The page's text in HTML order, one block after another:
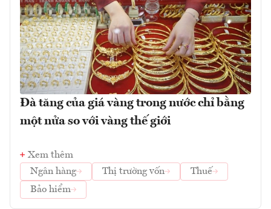
Đà tăng của giá vàng trong nước chỉ bằng
một nửa so với vàng thế giới
Xem thêm
Ngân hàng
Thị trường vốn
Thuế
Bảo hiểm